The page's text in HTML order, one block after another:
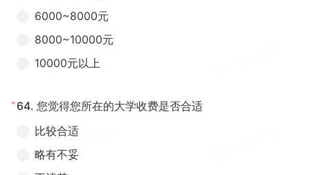
6000~8000元
8000~10000元
10000元以上
* 64. 您觉得您所在的大学收费是否合适
比较合适
略有不妥